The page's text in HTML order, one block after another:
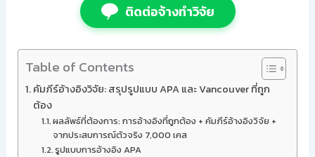
ติดต่อจ้างทำวิจัย
Table of Contents
คัมภีร์อ้างอิงวิจัย: สรุปรูปแบบ APA และ Vancouver ที่ถูก
ต้อง
ผลลัพธ์ที่ต้องการ: การอ้างอิงที่ถูกต้อง + คัมภีร์อ้างอิงวิจัย +
จากประสบการณ์ตัวจริง 7,000 เคส
รูปแบบการอ้างอิง APA